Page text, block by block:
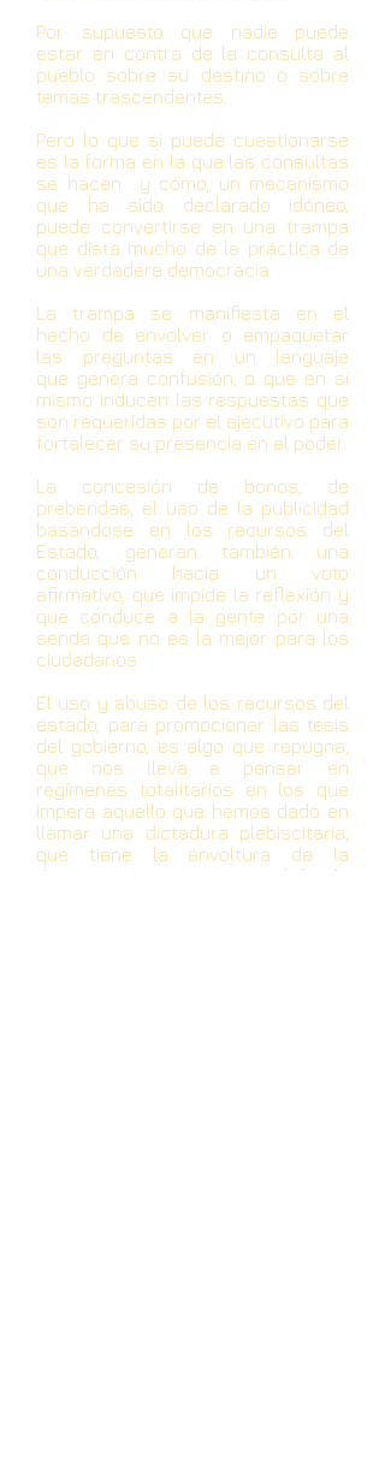
Por supuesto que nadie puede
estar en contra de la consulta al
pueblo sobre su destino o sobre
temas trascendentes.
Pero lo que si puede cuestionarse
es la forma en la que las consultas
se hacen y cómo, un mecanismo
que ha sido declarado idóneo,
puede convertirse en una trampa
que dista mucho de la práctica de
una verdadera democracia.
La trampa se manifiesta en el
hecho de envolver o empaquetar
las preguntas en un lenguaje
que genera confusión, o que en sí
mismo inducen las respuestas que
son requeridas por el ejecutivo para
fortalecer su presencia en el poder.
La concesión de bonos, de
prebendas, el uso de la publicidad
basándose en los recursos del
Estado, generan también una
conducción hacia un voto
afirmativo, que impide la reflexión y
que conduce a la gente por una
senda que no es la mejor para los
ciudadanos.
El uso y abuso de los recursos del
estado, para promocionar las tesis
del gobierno, es algo que repugna,
que nos lleva a pensar en
regímenes totalitarios en los que
impera aquello que hemos dado en
llamar una dictadura plebiscitaria,
que tiene la envoltura de la
democracia, pero que en el fondo